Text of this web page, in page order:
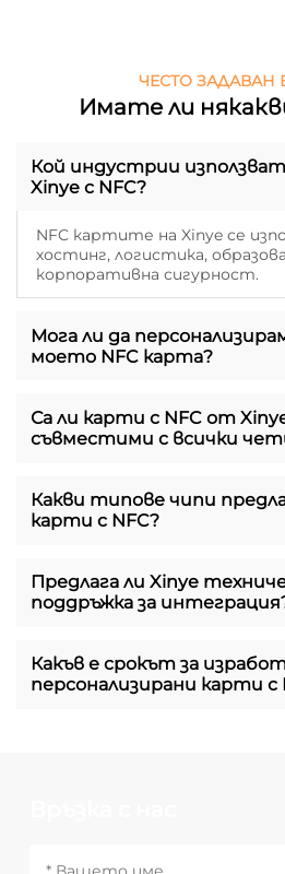
ЧЕСТО ЗАДАВАН
Имате ли
Кой индустрии
Xinye с NFC?
NFC картите на Xinye се
хостинг, логистика,
корпоративна сигурност.
Мога ли да
моето NFC карта?
Са ли карти с NFC от
съвместими с всички
Какви типове чипи
карти с NFC?
Предлага ли Xinye
поддръжка за
Какъв е срокът за
персонализирани карти с